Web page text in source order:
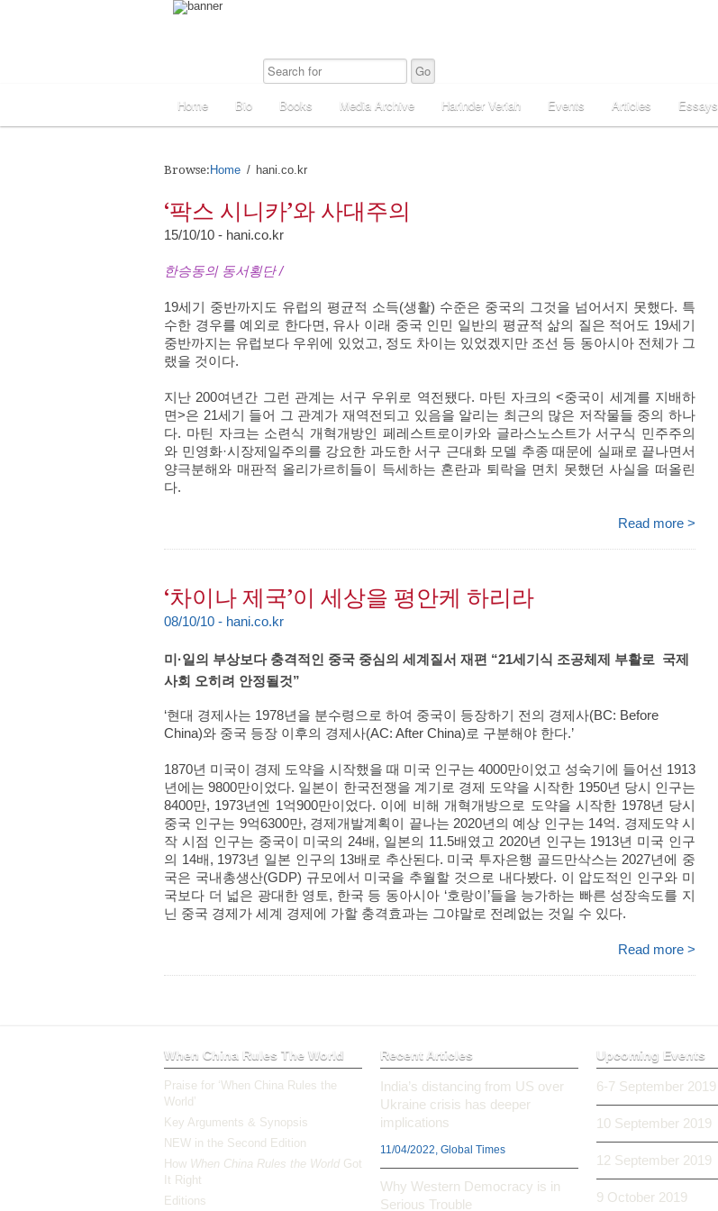
Home Bio Books Media Archive Harinder Veriah Events Articles Essays
Browse: Home hani.co.kr
‘팍스 시니카’와 사대주의
15/10/10 - hani.co.kr
한승동의 동서횡단 /
19세기 중반까지도 유럽의 평균적 소득(생활) 수준은 중국의 그것을 넘어서지 못했다. 특
수한 경우를 예외로 한다면, 유사 이래 중국 인민 일반의 평균적 삶의 질은 적어도 19세기
중반까지는 유럽보다 우위에 있었고, 정도 차이는 있었겠지만 조선 등 동아시아 전체가 그
랬을 것이다.
지난 200여년간 그런 관계는 서구 우위로 역전됐다. 마틴 자크의 <중국이 세계를 지배하
면>은 21세기 들어 그 관계가 재역전되고 있음을 알리는 최근의 많은 저작물들 중의 하나
다. 마틴 자크는 소련식 개혁개방인 페레스트로이카와 글라스노스트가 서구식 민주주의
와 민영화·시장제일주의를 강요한 과도한 서구 근대화 모델 추종 때문에 실패로 끝나면서
양극분해와 매판적 올리가르히들이 득세하는 혼란과 퇴락을 면치 못했던 사실을 떠올린
다.
Read more >
‘차이나 제국’이 세상을 평안케 하리라
08/10/10 - hani.co.kr
미·일의 부상보다 충격적인 중국 중심의 세계질서 재편 “21세기식 조공체제 부활로 국제
사회 오히려 안정될것”
‘현대 경제사는 1978년을 분수령으로 하여 중국이 등장하기 전의 경제사(BC: Before
China)와 중국 등장 이후의 경제사(AC: After China)로 구분해야 한다.’
1870년 미국이 경제 도약을 시작했을 때 미국 인구는 4000만이었고 성숙기에 들어선 1913
년에는 9800만이었다. 일본이 한국전쟁을 계기로 경제 도약을 시작한 1950년 당시 인구는
8400만, 1973년엔 1억900만이었다. 이에 비해 개혁개방으로 도약을 시작한 1978년 당시
중국 인구는 9억6300만, 경제개발계획이 끝나는 2020년의 예상 인구는 14억. 경제도약 시
작 시점 인구는 중국이 미국의 24배, 일본의 11.5배였고 2020년 인구는 1913년 미국 인구
의 14배, 1973년 일본 인구의 13배로 추산된다. 미국 투자은행 골드만삭스는 2027년에 중
국은 국내총생산(GDP) 규모에서 미국을 추월할 것으로 내다봤다. 이 압도적인 인구와 미
국보다 더 넓은 광대한 영토, 한국 등 동아시아 ‘호랑이’들을 능가하는 빠른 성장속도를 지
닌 중국 경제가 세계 경제에 가할 충격효과는 그야말로 전례없는 것일 수 있다.
Read more >
When China Rules The World
Praise for ‘When China Rules the
World’
Key Arguments & Synopsis
NEW in the Second Edition
How When China Rules the World Got
It Right
Editions
Recent Articles
India’s distancing from US over
Ukraine crisis has deeper
implications
11/04/2022, Global Times
Why Western Democracy is in
Serious Trouble
Upcoming Events
6-7 September 2019
10 September 2019
12 September 2019
9 October 2019